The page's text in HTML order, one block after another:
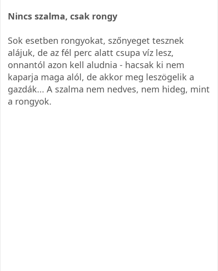
Nincs szalma, csak rongy
Sok esetben rongyokat, szőnyeget tesznek
alájuk, de az fél perc alatt csupa víz lesz,
onnantól azon kell aludnia - hacsak ki nem
kaparja maga alól, de akkor meg leszögelik a
gazdák... A szalma nem nedves, nem hideg, mint
a rongyok.